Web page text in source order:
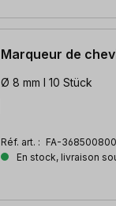
Marqueur de
Ø 8 mm l 10 Stück
Réf. art. : FA-368500800
En stock, livraison